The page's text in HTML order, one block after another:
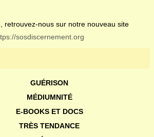
retrouvez-nous sur notre nouveau site
sosdiscernement.org
GUÉRISON
MÉDIUMNITÉ
E-BOOKS ET DOCS
TRÈS TENDANCE